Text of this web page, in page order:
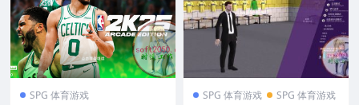
SPG 体育游戏 SPG 体育游戏 SPG 体育游戏